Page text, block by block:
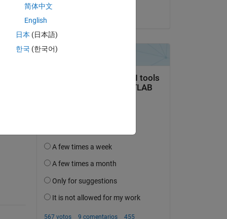
简体中文
English
日本 (日本語)
한국 (한국어)